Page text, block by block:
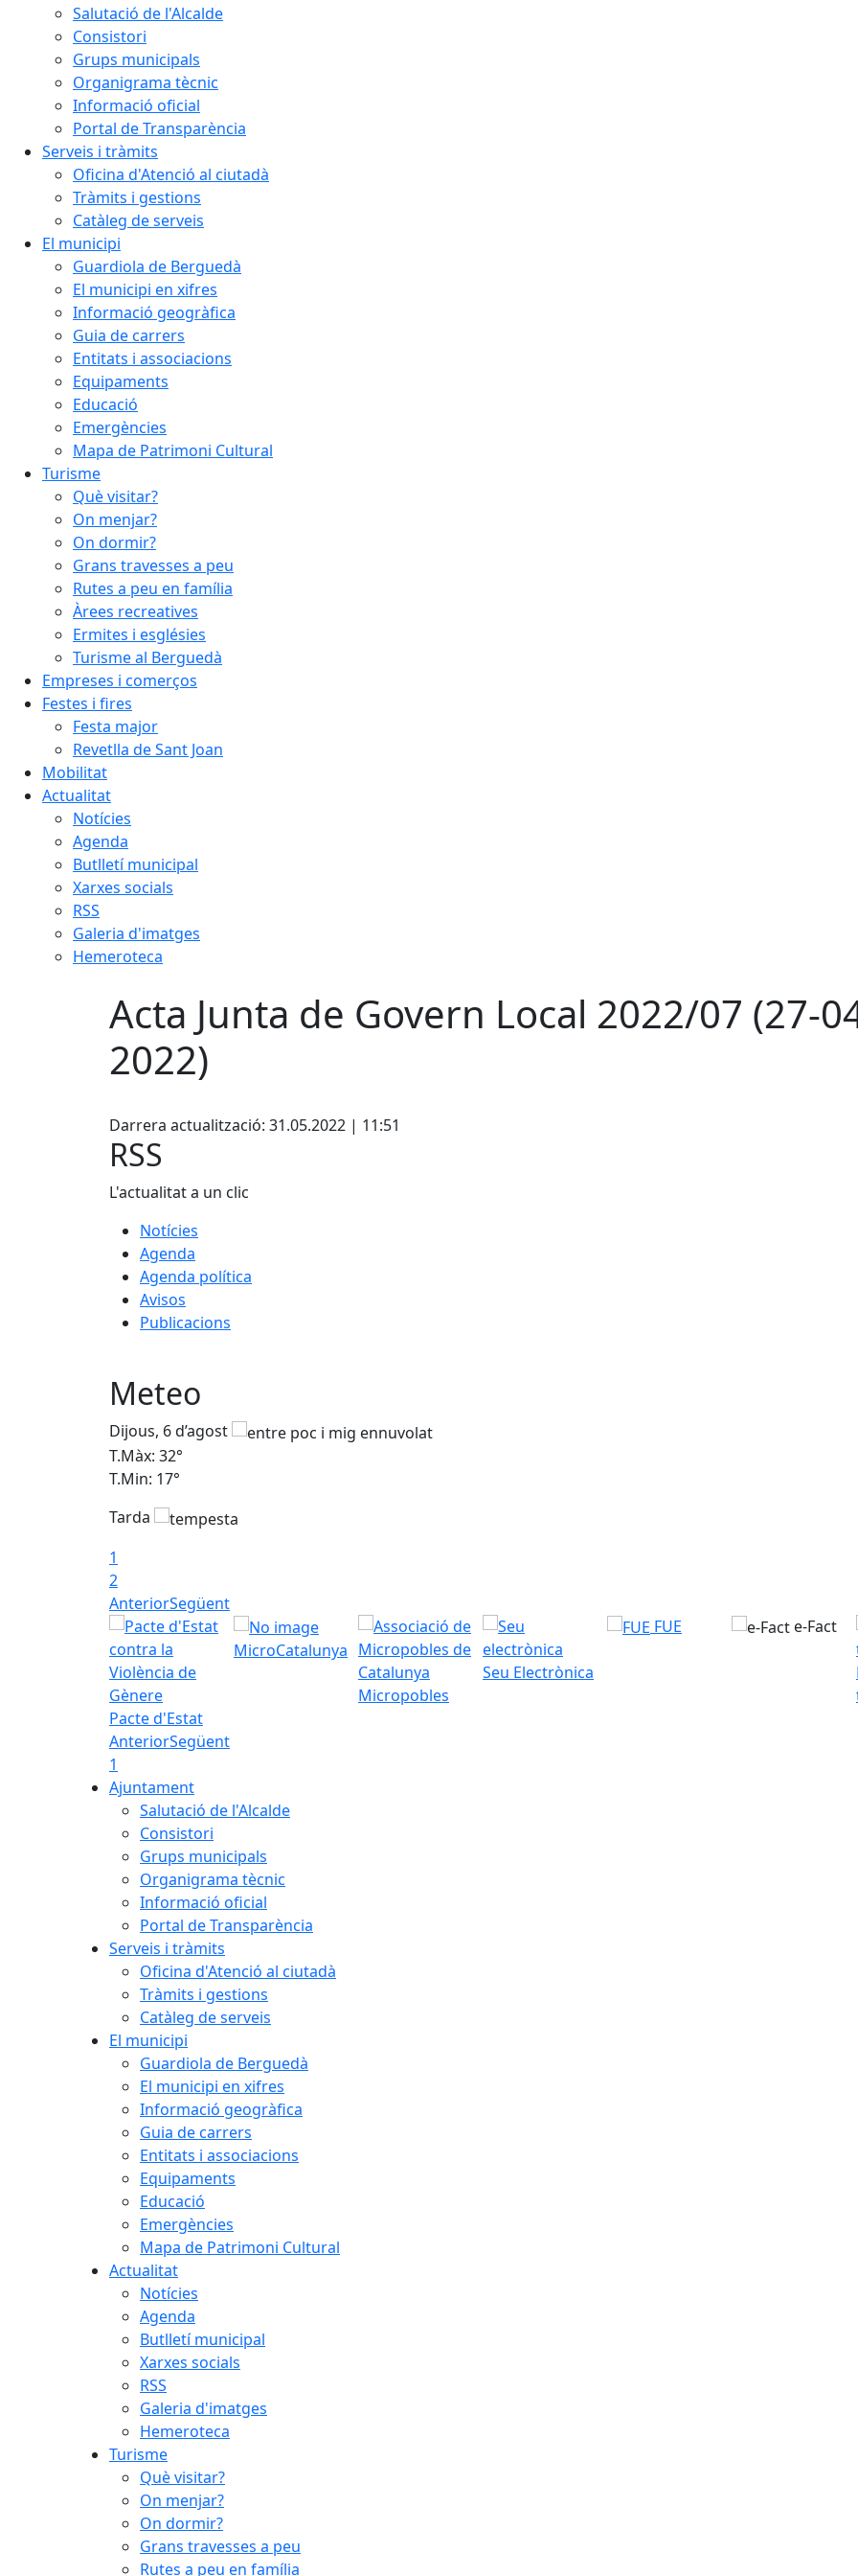
Salutació de l'Alcalde
Consistori
Grups municipals
Organigrama tècnic
Informació oficial
Portal de Transparència
Serveis i tràmits
Oficina d'Atenció al ciutadà
Tràmits i gestions
Catàleg de serveis
El municipi
Guardiola de Berguedà
El municipi en xifres
Informació geogràfica
Guia de carrers
Entitats i associacions
Equipaments
Educació
Emergències
Mapa de Patrimoni Cultural
Turisme
Què visitar?
On menjar?
On dormir?
Grans travesses a peu
Rutes a peu en família
Àrees recreatives
Ermites i esglésies
Turisme al Berguedà
Empreses i comerços
Festes i fires
Festa major
Revetlla de Sant Joan
Mobilitat
Actualitat
Notícies
Agenda
Butlletí municipal
Xarxes socials
RSS
Galeria d'imatges
Hemeroteca
Acta Junta de Govern Local 2022/07 (27-
2022)
Darrera actualització: 31.05.2022 | 11:51
RSS
L'actualitat a un clic
Notícies
Agenda
Agenda política
Avisos
Publicacions
Meteo
Dijous, 6 d’agost
T.Màx: 32°
T.Min: 17°
Tarda
1
2
AnteriorSegüent
Pacte d'Estat
MicroCatalunya
Micropobles
Seu Electrònica
FUE e-Fact
AnteriorSegüent
1
Ajuntament
Salutació de l'Alcalde
Consistori
Grups municipals
Organigrama tècnic
Informació oficial
Portal de Transparència
Serveis i tràmits
Oficina d'Atenció al ciutadà
Tràmits i gestions
Catàleg de serveis
El municipi
Guardiola de Berguedà
El municipi en xifres
Informació geogràfica
Guia de carrers
Entitats i associacions
Equipaments
Educació
Emergències
Mapa de Patrimoni Cultural
Actualitat
Notícies
Agenda
Butlletí municipal
Xarxes socials
RSS
Galeria d'imatges
Hemeroteca
Turisme
Què visitar?
On menjar?
On dormir?
Grans travesses a peu
Rutes a peu en família